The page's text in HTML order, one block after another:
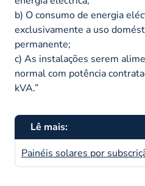
b) O consumo de energia
exclusivamente a uso
permanente;
c) As instalações serem
normal com potência
kVA.”
Lê mais:
Painéis solares por